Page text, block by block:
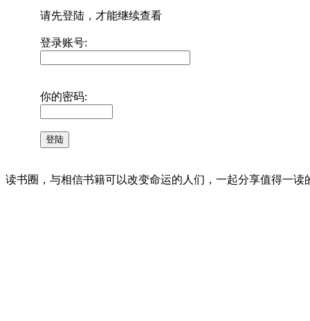
请先登陆，才能继续查看
登录账号:
你的密码:
读书圈，与相信书籍可以改变命运的人们，一起分享值得一读